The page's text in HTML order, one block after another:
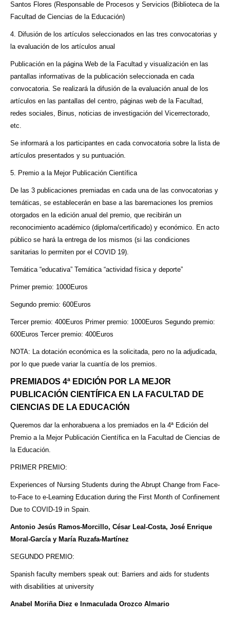
Santos Flores (Responsable de Procesos y Servicios (Biblioteca de la
Facultad de Ciencias de la Educación)
4. Difusión de los artículos seleccionados en las tres convocatorias y
la evaluación de los artículos anual
Publicación en la página Web de la Facultad y visualización en las
pantallas informativas de la publicación seleccionada en cada
convocatoria. Se realizará la difusión de la evaluación anual de los
artículos en las pantallas del centro, páginas web de la Facultad,
redes sociales, Binus, noticias de investigación del Vicerrectorado,
etc.
Se informará a los participantes en cada convocatoria sobre la lista de
artículos presentados y su puntuación.
5. Premio a la Mejor Publicación Científica
De las 3 publicaciones premiadas en cada una de las convocatorias y
temáticas, se establecerán en base a las baremaciones los premios
otorgados en la edición anual del premio, que recibirán un
reconocimiento académico (diploma/certificado) y económico. En acto
público se hará la entrega de los mismos (si las condiciones
sanitarias lo permiten por el COVID 19).
Temática “educativa” Temática “actividad física y deporte”
Primer premio: 1000Euros
Segundo premio: 600Euros
Tercer premio: 400Euros Primer premio: 1000Euros Segundo premio:
600Euros Tercer premio: 400Euros
NOTA: La dotación económica es la solicitada, pero no la adjudicada,
por lo que puede variar la cuantía de los premios.
PREMIADOS 4ª EDICIÓN POR LA MEJOR
PUBLICACIÓN CIENTÍFICA EN LA FACULTAD DE
CIENCIAS DE LA EDUCACIÓN
Queremos dar la enhorabuena a los premiados en la 4ª Edición del
Premio a la Mejor Publicación Científica en la Facultad de Ciencias de
la Educación.
PRIMER PREMIO:
Experiences of Nursing Students during the Abrupt Change from Face-
to-Face to e-Learning Education during the First Month of Confinement
Due to COVID-19 in Spain.
Antonio Jesús Ramos-Morcillo, César Leal-Costa, José Enrique
Moral-García y María Ruzafa-Martínez
SEGUNDO PREMIO:
Spanish faculty members speak out: Barriers and aids for students
with disabilities at university
Anabel Moriña Diez e Inmaculada Orozco Almario